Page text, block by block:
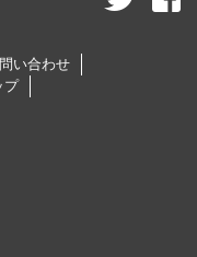
い合わせ
プ